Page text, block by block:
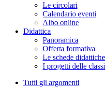
Le circolari
Calendario eventi
Albo online
Didattica
Panoramica
Offerta formativa
Le schede didattiche
I progetti delle classi
Tutti gli argomenti